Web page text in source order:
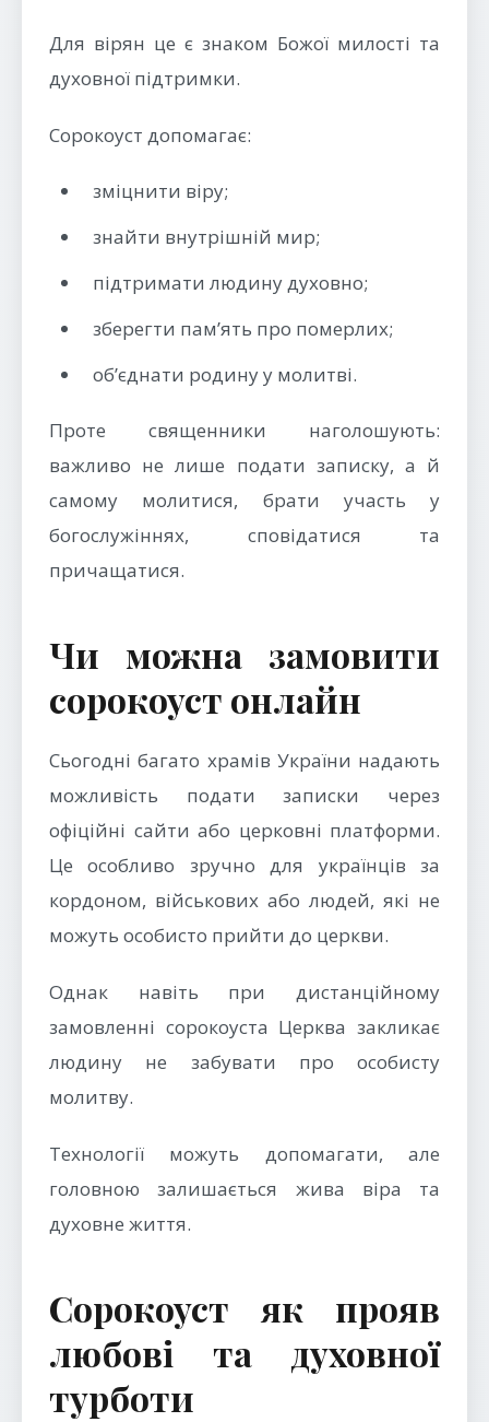
Для вірян це є знаком Божої милості та
духовної підтримки.
Сорокоуст допомагає:
зміцнити віру;
знайти внутрішній мир;
підтримати людину духовно;
зберегти пам’ять про померлих;
об’єднати родину у молитві.
Проте священники наголошують:
важливо не лише подати записку, а й
самому молитися, брати участь у
богослужіннях, сповідатися та
причащатися.
Чи можна замовити
сорокоуст онлайн
Сьогодні багато храмів України надають
можливість подати записки через
офіційні сайти або церковні платформи.
Це особливо зручно для українців за
кордоном, військових або людей, які не
можуть особисто прийти до церкви.
Однак навіть при дистанційному
замовленні сорокоуста Церква закликає
людину не забувати про особисту
молитву.
Технології можуть допомагати, але
головною залишається жива віра та
духовне життя.
Сорокоуст як прояв
любові та духовної
турботи